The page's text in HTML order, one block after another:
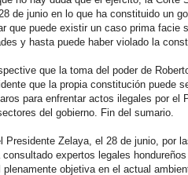
de junio en lo que ha constituido un
que puede existir un caso prima facie
y hasta puede haber violado la
que la toma del poder de
que la propia constitución puede
para enfrentar actos ilegales por el
del gobierno. Fin del sumario.
Presidente Zelaya, el 28 de junio, por
expertos legales
objetiva en el actual